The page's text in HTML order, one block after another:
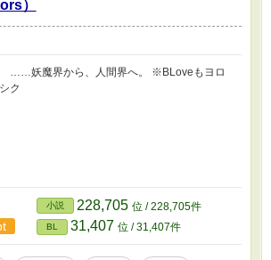
ぐ 6：キャビン環境で使用可能 7：短時間での耐
は、ほこりの侵入を完全に防ぎ、一定の圧力下
で短時間水に浸すことができることを意味しま
）
……妖魔界から、人間界へ。 ※BLoveもヨロ
シク
小説 228,705 位 / 228,705件
BL 31,407 位 / 31,407件